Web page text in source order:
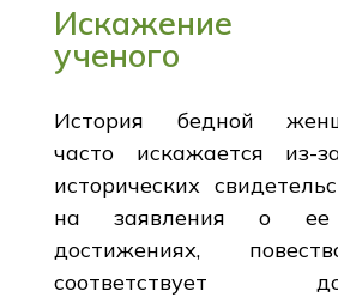
Искажение
ученого
История бедной
часто искажается из-
исторических
на заявления о
достижениях,
соответствует